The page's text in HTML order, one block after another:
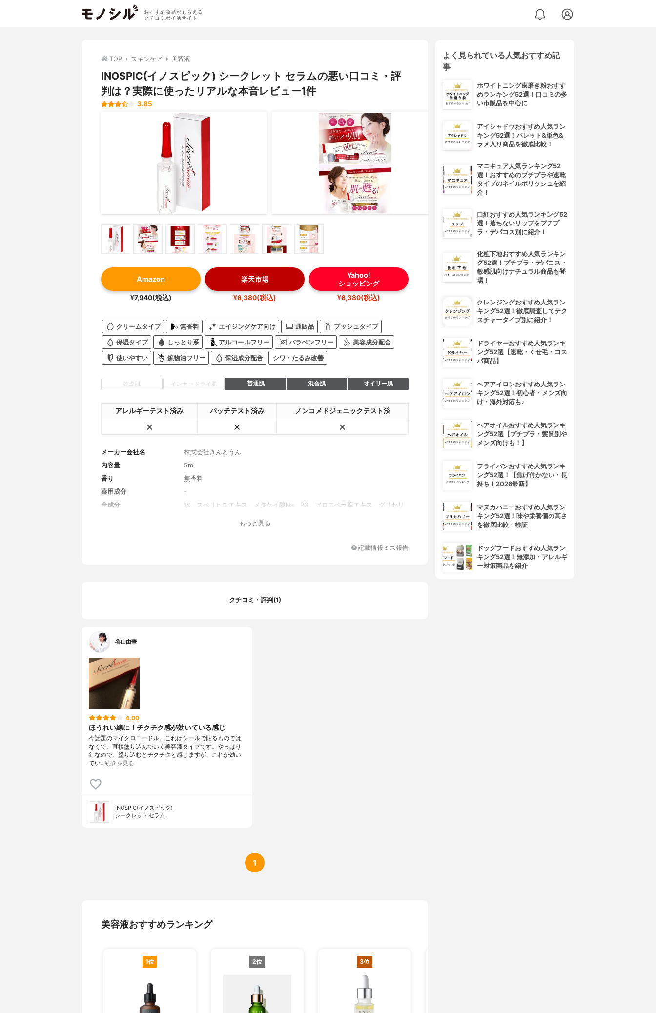
おすすめ商品がもらえる
クチコミポイ活サイト
TOP スキンケア 美容液
INOSPIC(イノスピック) シークレット セラムの悪い口コミ・評
判は？実際に使ったリアルな本音レビュー1件
3.85
Amazon
¥7,940(税込)
楽天市場
¥6,380(税込)
Yahoo!
ショッピング
¥6,380(税込)
クリームタイプ 無香料 エイジングケア向け 通販品 プッシュタイプ
保湿タイプ しっとり系 アルコールフリー パラベンフリー 美容成分配合
使いやすい 鉱物油フリー 保湿成分配合 シワ・たるみ改善
乾燥肌 インナードライ肌 普通肌 混合肌 オイリー肌
アレルギーテスト済み パッチテスト済み ノンコメドジェニックテスト済
メーカー会社名
株式会社きんとうん
内容量
5ml
香り
無香料
薬用成分
-
全成分
水、スベリヒユエキス、メタケイ酸Na、PG、アロエベラ葉エキス、グリセリ
ノシン、アセチルヘキサペプチド-18、パルミトイルトリペプチド-1、オリゴ
ン酸、ロイシン、アラニン、リシン、アルギニン、チロシン、フェニルアラニ
もっと見る
記載情報ミス報告
クチコミ・評判(1)
谷山由華
4.00
ほうれい線に！チクチク感が効いている感じ
今話題のマイクロニードル。これはシールで貼るものでは
なくて、直接塗り込んでいく美容液タイプです。やっぱり
針なので、塗り込むとチクチクと感じますが、これが効い
てい…続きを見る
INOSPIC(イノスピック)
シークレット セラム
1
美容液おすすめランキング
1位 2位 3位
よく見られている人気おすすめ記
事
ホワイトニング歯磨き粉おすす
めランキング52選！口コミの多
い市販品を中心に
アイシャドウおすすめ人気ラン
キング52選！パレット&単色&
ラメ入り商品を徹底比較！
マニキュア人気ランキング52
選！おすすめのプチプラや速乾
タイプのネイルポリッシュを紹
介！
口紅おすすめ人気ランキング52
選！落ちないリップをプチプ
ラ・デパコス別に紹介！
化粧下地おすすめ人気ランキン
グ52選！プチプラ・デパコス・
敏感肌向けナチュラル商品も登
場！
クレンジングおすすめ人気ラン
キング52選！徹底調査してテク
スチャータイプ別に紹介！
ドライヤーおすすめ人気ランキ
ング52選【速乾・くせ毛・コス
パ商品】
ヘアアイロンおすすめ人気ラン
キング52選！初心者・メンズ向
け・海外対応も♪
ヘアオイルおすすめ人気ランキ
ング52選【プチプラ・髪質別や
メンズ向けも！】
フライパンおすすめ人気ランキ
ング52選！【焦げ付かない・長
持ち！2026最新】
マヌカハニーおすすめ人気ラン
キング52選！味や栄養価の高さ
を徹底比較・検証
ドッグフードおすすめ人気ラン
キング52選！無添加・アレルギ
ー対策商品を紹介